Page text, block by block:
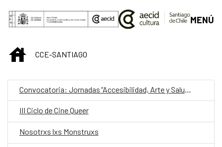
Saltar al contenido principal
MENÚ
INICIOCCE-SANTIAGO
Convocatoria: Jornadas “Accesibilidad, Arte y Salud como punto de encuentro y cultura inclusiva en museos, instituciones y centros culturales”
III Ciclo de Cine Queer
Nosotrxs lxs Monstruxs